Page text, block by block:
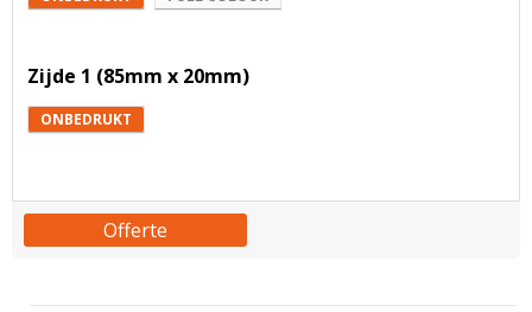
Zijde 1 (85mm x 20mm)
ONBEDRUKT
Offerte